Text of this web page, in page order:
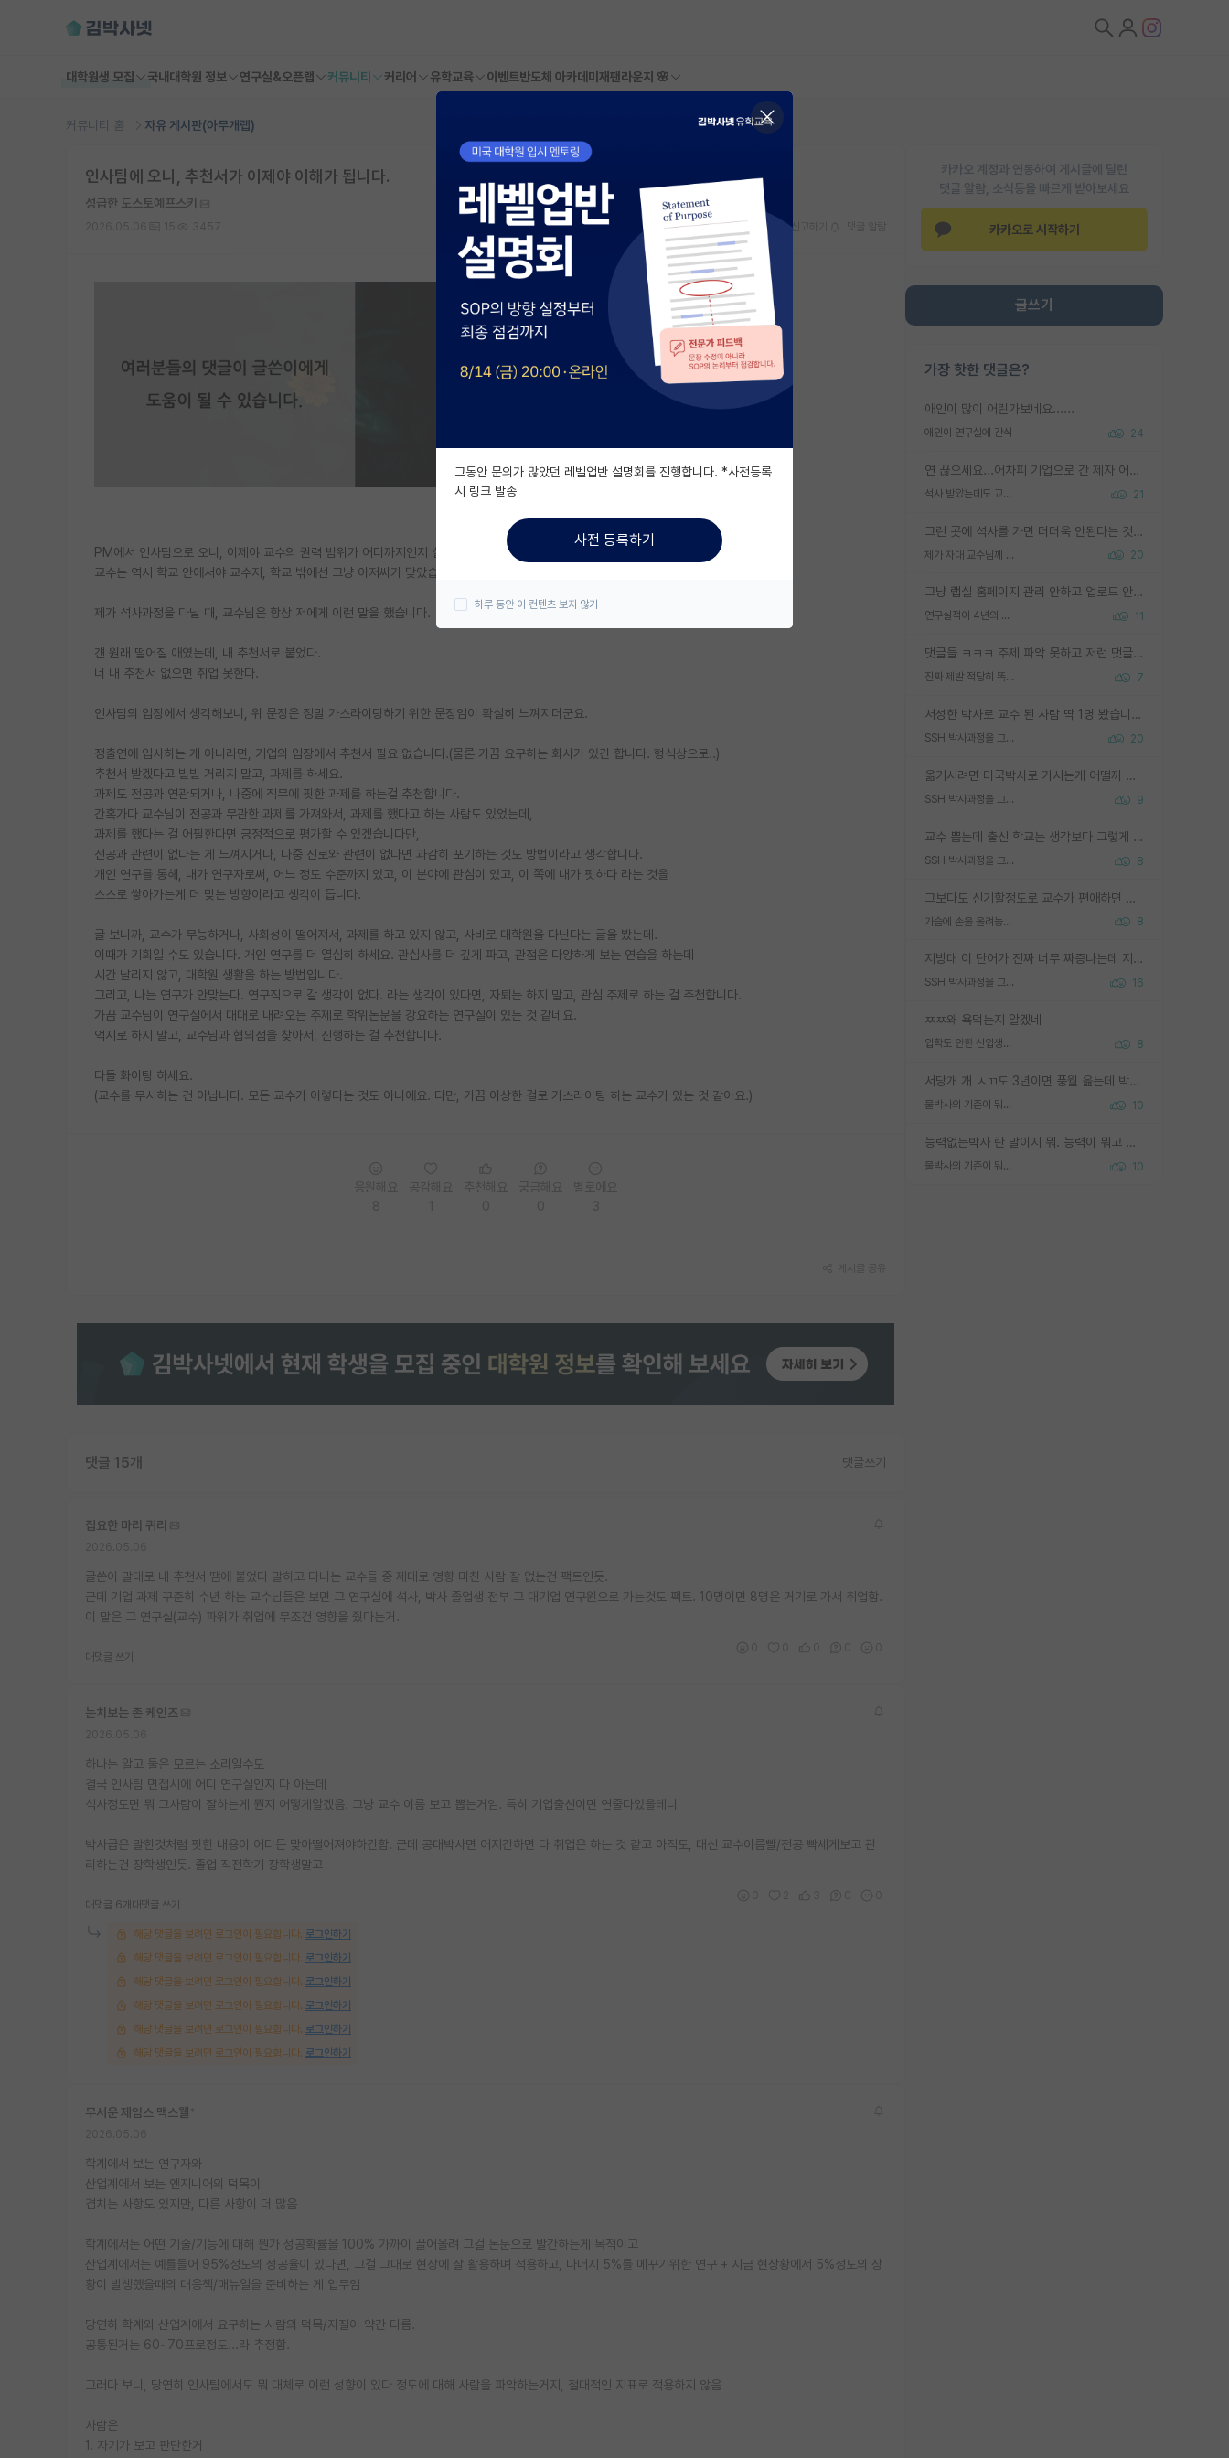
대학원생 모집 국내대학원 정보 연구실&오픈랩 커뮤니티 커리어 유학교육 이벤트반도체 아카데미 재팬라운지 🌸
커뮤니티 홈 자유 게시판(아무개랩)
카카오 계정과 연동하여 게시글에 달린
댓글 알람, 소식등을 빠르게 받아보세요
카카오로 시작하기
글쓰기
가장 핫한 댓글은?
애인이 많이 어린가보네요......
애인이 연구실에 간식 24
연 끊으세요...어차피 기업으로 간 제자 어떻게 못합니다. 기업에서는 교수들 사기꾼으로 보는 시선도 강하고, 앞에서나 교수님하고 떠받들어주지 많이 무시합니다. 영향력도 0에 수렴합니다. 그리고 생각해보십시오. 석사로 기업간 제자가 무슨 힘이 있다고 과제를 달라고 합니까? 말만 교수지 무능력자라고 생각합니다. 세금이 아깝습니다.
석사 받았는데도 교수랑 연락한다. 21
그런 곳에 석사를 가면 더더욱 안된다는 것을 깨달으시면 된겁니다!
제가 자대 교수님께 무례하게 행동한 걸까요? 20
그냥 랩실 홈페이지 관리 안하고 업로드 안한거 아님?
연구실적이 4년의 공백이 있는거 어떻게 생각하냐 11
댓글들 ㅋㅋㅋ 주제 파악 못하고 저런 댓글들을 쓰네. 조직에 인간이 얼마나 중요한데 걱정될 수도 있지 ㅋㅋ 본인들은 퍽이나 잘하나봐 ? 현실은 남들한테 욕 안 먹는 1인분만 하는 것도 힘들텐데 ?
진짜 제발 적당히 똑똑한 박사과정이라도 위에 있었으면.. 7
서성한 박사로 교수 된 사람 딱 1명 봤습니다. 근데 지방대 박사로 교수된 거는 기적이 일어나야되요. 서성한 학부부터여도 빡센게 교수임용일텐데 지방대박사로 무슨 교수가 되나요...... 중소기업/중견기업 팀장급/연구소장급이나 될거 같네요.
SSH 박사과정을 그만두고 지방대 박사로 옮기면 교수의 꿈은 끝일까요? 20
옮기시려면 미국박사로 가시는게 어떨까 싶네요. 교수가 꿈이면 미국박사 하고 미국교수 까지 같이 노리시는게 기회가 많지 않을까요?
SSH 박사과정을 그만두고 지방대 박사로 옮기면 교수의 꿈은 끝일까요? 9
교수 뽑는데 출신 학교는 생각보다 그렇게 안 봄. 앞으로는 더 안 보게 될거임. 박사는 어디서 진행해도 됨. 단, 제대로 쌓고 좋은 실적 만들 수 있다면. 그런데 지방대는 그럴 가능성이 지극히 낮음. 나만 열심히 잘 하면 된다? 인간은 주변 환경에 지배되는 나약한 존재임. 주변의 지방대 대학원생과 섞이고 지방 특유의 여유로움 또는 나쁘게 얘기해서 나태함에 젖어 살다보면 교수의 꿈 자체를 잊어버리게 될 가능성도 있음. 주변 환경이 70~80%임.
SSH 박사과정을 그만두고 지방대 박사로 옮기면 교수의 꿈은 끝일까요? 8
그보다도 신기할정도로 교수가 편애하면 그사람만 논문이 되더라구요 내용이 다른 사람보다 허접해도요
가슴에 손을 올려놓고 싫어하는 사람 불공정하게 리뷰 8
지방대 이 단어가 진짜 너무 짜증나는데 지방대면 다 그냥 쓰레기인가요? 무슨 말 같지도 않은 댓글들이 있는건지??? 지방에도 충분히 좋은 대학 많고 충분히 잘하는 교수님들 많습니다 포항공대 4개 IST 대표 지거국들 여기 모두 다 지방에 있고 여기 출신들 중에 교수하는 분들 적지 않습니다 지거국 출신이 무슨 교수를 하냐?라고 생각할 사람들 많은데 상위 대표 지거국에 아웃라이어들 많습니다 결국 개인의 연구역량과 실적이 중요합니다 이 역량을 펼치는데 있어서 지도교수와의 합도 중요합니다. 그리고 경력이 필요하면 해외포닥까지 다녀오세요
SSH 박사과정을 그만두고 지방대 박사로 옮기면 교수의 꿈은 끝일까요? 16
ㅉㅉ왜 욕먹는지 알겠네
입학도 안한 신입생이 원래 관심을 받나요 8
서당개 개 ㅅㄲ도 3년이면 풍월 읊는데 박사 5년 이상 대리고 있으면서 물된건 교수 탓 맞는ㄱ게 거기가 서당이 아니란 소리임
물박사의 기준이 뭐임? 10
능력없는박사 란 말이지 뭐. 능력이 뭐고 능력이 있다는게 뭔지는 사람마다 기준이 다르니까 얘기해봐야 서로 자기 기준만 얘기해서 논쟁이 끝이 안나고. 주위에서 능력있고 야심있는 신입생이 교수가 유의미한 피드백을 아예 안주면서 제대로된 과제에 참여해볼 기회도 제공하지 않고 잡일 뺑뺑이만 돌려서 맨날 단순작업만 하면서 밤새다가 눈빛이 점점 죽어가는걸 본 사람은 물박사는 교수탓이라고 하고, 교수는 이것저것 알려도 주고 기회도 주고 사수 동기 붙여주면서 어떻게든 끌고가려고 하는데 본인이 매일 뺀질거리면서 출근 하는둥마는둥 하다가 기껏 와서도 폰이나 쳐다보다가 실험 망치고 저녁약속있어서 먼저 가볼게요~ 하는걸 본 사람은 물박사는 본인탓이라고 함.
물박사의 기준이 뭐임? 10
인사팀에 오니, 추천서가 이제야 이해가 됩니다.
성급한 도스토예프스키
스크랩 신고하기
PM에서 인사팀으로 오니, 이제야 교수의 권력 범위가 어디까지인지 실감이 나네요.
교수는 역시 학교 안에서야 교수지, 학교 밖에선 그냥 아저씨가 맞았습니다.
제가 석사과정을 다닐 때, 교수님은 항상 저에게 이런 말을 했습니다.
걘 원래 떨어질 애였는데, 내 추천서로 붙었다.
너 내 추천서 없으면 취업 못한다.
인사팀의 입장에서 생각해보니, 위 문장은 정말 가스라이팅하기 위한 문장임이 확실히 느껴지더군요.
정출연에 입사하는 게 아니라면, 기업의 입장에서 추천서 필요 없습니다.(물론 가끔 요구하는 회사가 있긴 합니다. 형식상으로..)
추천서 받겠다고 빌빌 거리지 말고, 과제를 하세요.
과제도 전공과 연관되거나, 나중에 직무에 핏한 과제를 하는걸 추천합니다.
간혹가다 교수님이 전공과 무관한 과제를 가져와서, 과제를 했다고 하는 사람도 있었는데,
과제를 했다는 걸 어필한다면 긍정적으로 평가할 수 있겠습니다만,
전공과 관련이 없다는 게 느껴지거나, 나중 진로와 관련이 없다면 과감히 포기하는 것도 방법이라고 생각합니다.
개인 연구를 통해, 내가 연구자로써, 어느 정도 수준까지 있고, 이 분야에 관심이 있고, 이 쪽에 내가 핏하다 라는 것을
스스로 쌓아가는게 더 맞는 방향이라고 생각이 듭니다.
글 보니까, 교수가 무능하거나, 사회성이 떨어져서, 과제를 하고 있지 않고, 사비로 대학원을 다닌다는 글을 봤는데.
이때가 기회일 수도 있습니다. 개인 연구를 더 열심히 하세요. 관심사를 더 깊게 파고, 관점은 다양하게 보는 연습을 하는데
시간 날리지 않고, 대학원 생활을 하는 방법입니다.
그리고, 나는 연구가 안맞는다. 연구직으로 갈 생각이 없다. 라는 생각이 있다면, 자퇴는 하지 말고, 관심 주제로 하는 걸 추천합니다.
가끔 교수님이 연구실에서 대대로 내려오는 주제로 학위논문을 강요하는 연구실이 있는 것 같네요.
억지로 하지 말고, 교수님과 협의점을 찾아서, 진행하는 걸 추천합니다.
다들 화이팅 하세요.
(교수를 무시하는 건 아닙니다. 모든 교수가 이렇다는 것도 아니에요. 다만, 가끔 이상한 걸로 가스라이팅 하는 교수가 있는 것 같아요.)
댓글 15개 댓글쓰기
집요한 마리 퀴리
글쓴이 말대로 내 추천서 땜에 붙었다 말하고 다니는 교수들 중 제대로 영향 미친 사람 잘 없는건 팩트인듯.
근데 기업 과제 꾸준히 수년 하는 교수님들은 보면 그 연구실에 석사, 박사 졸업생 전부 그 대기업 연구원으로 가는것도 팩트. 10명이면 8명은 거기로 가서 취업함.
이 말은 그 연구실(교수) 파워가 취업에 무조건 영향을 줬다는거.
대댓글 쓰기
눈치보는 존 케인즈
하나는 알고 둘은 모르는 소리일수도
결국 인사팀 면접시에 어디 연구실인지 다 아는데
석사정도면 뭐 그사람이 잘하는게 뭔지 어떻게알겠음. 그냥 교수 이름 보고 뽑는거임. 특히 기업출신이면 연줄다있을테니
박사급은 말한것처럼 핏한 내용이 어디든 맞아떨어져야하긴함. 근데 공대박사면 어지간하면 다 취업은 하는 것 같고 아직도, 대신 교수이름빨/전공 빡세게보고 관
리하는건 장학생인듯. 졸업 직전학기 장학생말고
대댓글 6개 대댓글 쓰기
해당 댓글을 보려면 로그인이 필요합니다. 로그인하기
해당 댓글을 보려면 로그인이 필요합니다. 로그인하기
해당 댓글을 보려면 로그인이 필요합니다. 로그인하기
해당 댓글을 보려면 로그인이 필요합니다. 로그인하기
해당 댓글을 보려면 로그인이 필요합니다. 로그인하기
해당 댓글을 보려면 로그인이 필요합니다. 로그인하기
무서운 제임스 맥스웰
학계에서 보는 연구자와
산업계에서 보는 엔지니어의 덕목이
겹치는 사항도 있지만, 다른 사항이 더 많음
학계에서는 어떤 기술/기능에 대해 뭔가 성공확률을 100% 가까이 끌어올려 그걸 논문으로 발간하는게 목적이고
산업계에서는 예를들어 95%정도의 성공율이 있다면, 그걸 그대로 현장에 잘 활용하며 적용하고, 나머지 5%를 메꾸기위한 연구 + 지금 현상황에서 5%정도의 상
황이 발생했을때의 대응책/매뉴얼을 준비하는 게 업무임
당연히 학계와 산업계에서 요구하는 사람의 덕목/자질이 약간 다름.
공통된거는 60~70프로정도...라 추정함.
그러다 보니, 당연히 인사팀에서도 뭐 대체로 이런 성향이 있다 정도에 대해 사람을 파악하는거지, 절대적인 지표로 적용하지 않음
사람은
1. 자기가 보고 판단한거
그동안 문의가 많았던 레벨업반 설명회를 진행합니다. *사전등록
시 링크 발송
사전 등록하기
하루 동안 이 컨텐츠 보지 않기